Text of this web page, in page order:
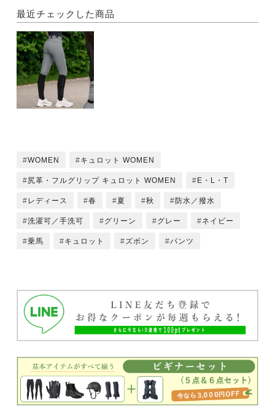
最近チェックした商品
WOMEN キュロット WOMEN
尻革・フルグリップ キュロット WOMEN E・L・T
レディース 春 夏 秋 防水／撥水
洗濯可／手洗可 グリーン グレー ネイビー
乗馬 キュロット ズボン パンツ